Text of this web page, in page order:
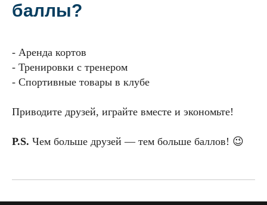
баллы?
- Аренда кортов
- Тренировки с тренером
- Спортивные товары в клубе
Приводите друзей, играйте вместе и экономьте!
P.S. Чем больше друзей — тем больше баллов! 😉